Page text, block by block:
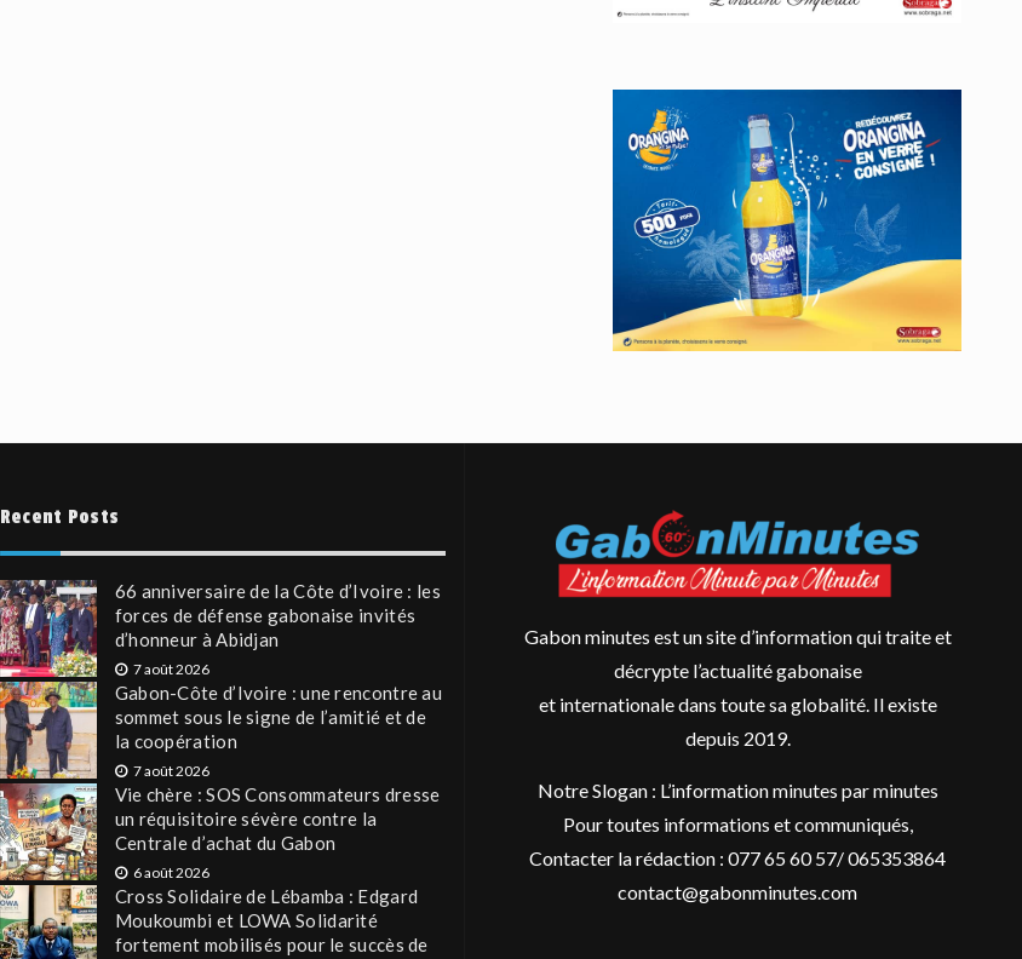
Recent Posts
66 anniversaire de la Côte d’Ivoire : les
forces de défense gabonaise invités
d’honneur à Abidjan
7 août 2026
Gabon-Côte d’Ivoire : une rencontre au
sommet sous le signe de l’amitié et de
la coopération
7 août 2026
Vie chère : SOS Consommateurs dresse
un réquisitoire sévère contre la
Centrale d’achat du Gabon
6 août 2026
Cross Solidaire de Lébamba : Edgard
Moukoumbi et LOWA Solidarité
fortement mobilisés pour le succès de
Gabon minutes est un site d’information qui traite et
décrypte l’actualité gabonaise
et internationale dans toute sa globalité. Il existe
depuis 2019.
Notre Slogan : L’information minutes par minutes
Pour toutes informations et communiqués,
Contacter la rédaction : 077 65 60 57/ 065353864
contact@gabonminutes.com